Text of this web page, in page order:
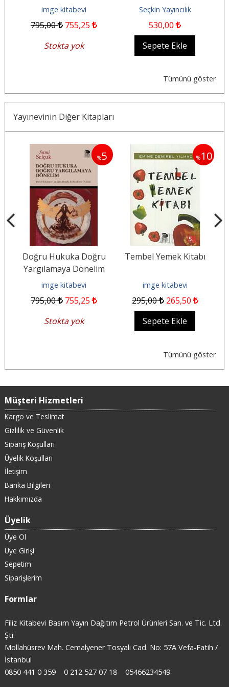
imge kitabevi
795,00 755,25
Stokta yok
Seçkin Yayıncılık
530,00
Sepete Ekle
Tümünü göster
Yayınevinin Diğer Kitapları
%5
Doğru Hukuka Doğru
Yargılamaya Dönelim
imge kitabevi
795,00 755,25
Stokta yok
%10
Tembel Yemek Kitabı
imge kitabevi
295,00 265,50
Sepete Ekle
Tümünü göster
Müşteri Hizmetleri
Kargo ve Teslimat
Gizlilik ve Güvenlik
Sipariş Koşulları
Üyelik Koşulları
İletişim
Banka Bilgileri
Hakkımızda
Üyelik
Üye Ol
Üye Girişi
Sepetim
Siparişlerim
Formlar
Filiz Kitabevi Basım Yayın Dağıtım Petrol Ürünleri San. ve Tic. Ltd.
Şti.
Mollahüsrev Mah. Cemalyener Tosyalı Cad. No: 57A Vefa-Fatih /
İstanbul
0850 441 0 359
0 212 527 07 18 05466234549